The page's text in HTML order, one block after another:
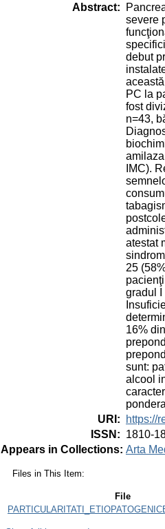
Abstract:
severe
debut
PC la
fost
n=43,
IMC).
atestat
25
gradul I
16%
sunt:
alcool
URI :
https://
ISSN : 1810-
Appears in Collections: Arta
Files in This Item:
File